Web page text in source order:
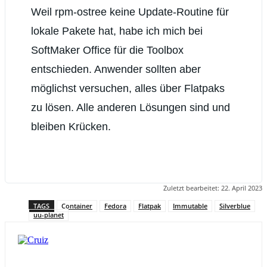
Weil rpm-ostree keine Update-Routine für
lokale Pakete hat, habe ich mich bei
SoftMaker Office für die Toolbox
entschieden. Anwender sollten aber
möglichst versuchen, alles über Flatpaks
zu lösen. Alle anderen Lösungen sind und
bleiben Krücken.
Zuletzt bearbeitet: 22. April 2023
TAGS Container Fedora Flatpak Immutable
Silverblue
uu-planet